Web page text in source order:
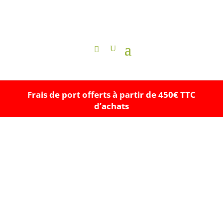
Frais de port offerts à partir de 450€ TTC
d’achats